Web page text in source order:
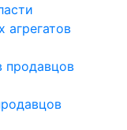
агрегатов